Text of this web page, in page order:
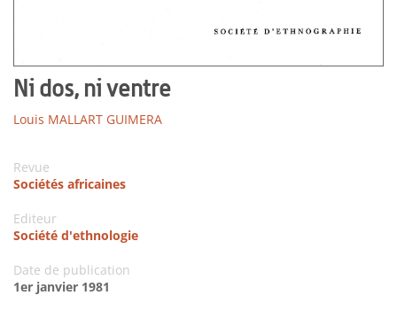
Ni dos, ni ventre
Louis MALLART GUIMERA
Revue
Sociétés africaines
Editeur
Société d'ethnologie
Date de publication
1er janvier 1981